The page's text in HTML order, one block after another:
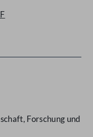
Forschung und